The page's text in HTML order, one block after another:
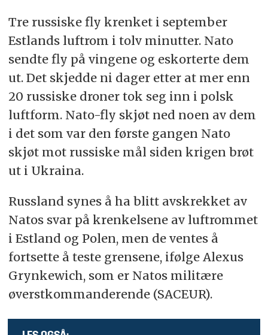
Tre russiske fly krenket i september
Estlands luftrom i tolv minutter. Nato
sendte fly på vingene og eskorterte dem
ut. Det skjedde ni dager etter at mer enn
20 russiske droner tok seg inn i polsk
luftform. Nato-fly skjøt ned noen av dem
i det som var den første gangen Nato
skjøt mot russiske mål siden krigen brøt
ut i Ukraina.
Russland synes å ha blitt avskrekket av
Natos svar på krenkelsene av luftrommet
i Estland og Polen, men de ventes å
fortsette å teste grensene, ifølge Alexus
Grynkewich, som er Natos militære
øverstkommanderende (SACEUR).